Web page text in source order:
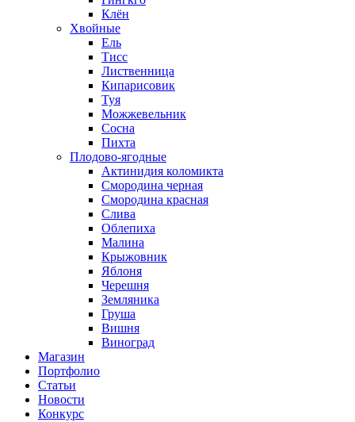
Клён
Хвойные
Ель
Тисс
Лиственница
Кипарисовик
Туя
Можжевельник
Сосна
Пихта
Плодово-ягодные
Актинидия коломикта
Смородина черная
Смородина красная
Слива
Облепиха
Малина
Крыжовник
Яблоня
Черешня
Земляника
Груша
Вишня
Виноград
Магазин
Портфолио
Статьи
Новости
Конкурс